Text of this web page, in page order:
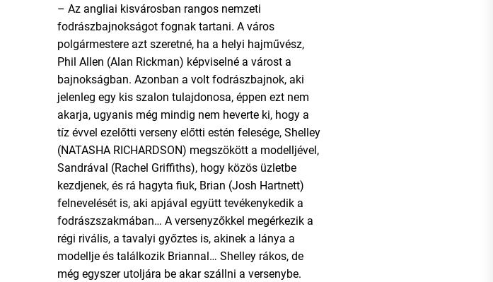
– Az angliai kisvárosban rangos nemzeti
fodrászbajnokságot fognak tartani. A város
polgármestere azt szeretné, ha a helyi hajművész,
Phil Allen (Alan Rickman) képviselné a várost a
bajnokságban. Azonban a volt fodrászbajnok, aki
jelenleg egy kis szalon tulajdonosa, éppen ezt nem
akarja, ugyanis még mindig nem heverte ki, hogy a
tíz évvel ezelőtti verseny előtti estén felesége, Shelley
(NATASHA RICHARDSON) megszökött a modelljével,
Sandrával (Rachel Griffiths), hogy közös üzletbe
kezdjenek, és rá hagyta fiuk, Brian (Josh Hartnett)
felnevelését is, aki apjával együtt tevékenykedik a
fodrászszakmában… A versenyzőkkel megérkezik a
régi rivális, a tavalyi győztes is, akinek a lánya a
modellje és találkozik Briannal… Shelley rákos, de
még egyszer utoljára be akar szállni a versenybe.